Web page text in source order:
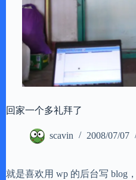
回家一个多礼拜了
scavin 2008/07/07
就是喜欢用 wp 的后台写 blog